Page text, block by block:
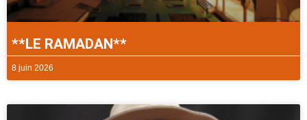
**LE RAMADAN**
8 juin 2026